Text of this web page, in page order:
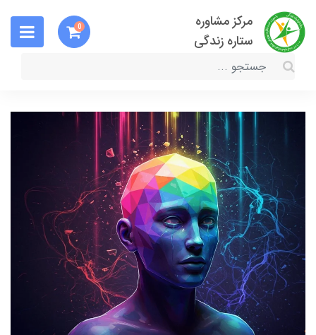
مرکز مشاوره
ستاره زندگی
0